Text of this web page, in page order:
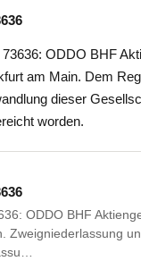
ODDO BHF
am Main. Dem
dieser
worden.
ODDO BHF
Zweigniederlassung